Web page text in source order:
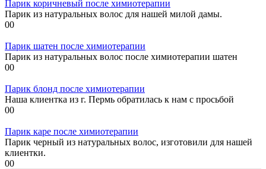
Парик коричневый после химиотерапии
Парик из натуральных волос для нашей милой дамы.
00
Парик шатен после химиотерапии
Парик из натуральных волос после химиотерапии шатен
00
Парик блонд после химиотерапии
Наша клиентка из г. Пермь обратилась к нам с просьбой
00
Парик каре после химиотерапии
Парик черный из натуральных волос, изготовили для нашей
клиентки.
00